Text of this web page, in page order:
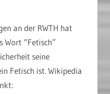
an der RWTH hat
Wort “Fetisch”
seine
Fetisch ist. Wikipedia